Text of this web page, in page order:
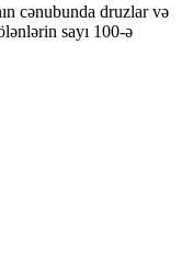
cənubunda druzlar və
sayı 100-ə